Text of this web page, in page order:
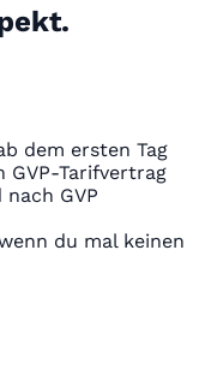
dem ersten Tag
GVP-Tarifvertrag
GVP
du mal keinen